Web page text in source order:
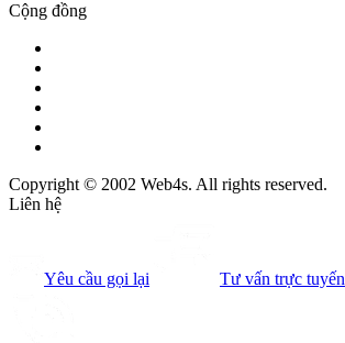
Cộng đồng
Copyright © 2002 Web4s. All rights reserved.
Liên hệ
Yêu cầu gọi lại Tư vấn trực tuyến